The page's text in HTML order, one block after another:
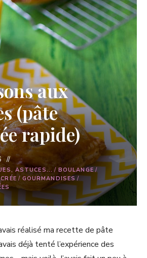
aux
(pâte
rapide)
ASTUCES... / BOULANGE /
/ GOURMANDISES /
réalisé ma recette de pâte
déjà tenté l’expérience des